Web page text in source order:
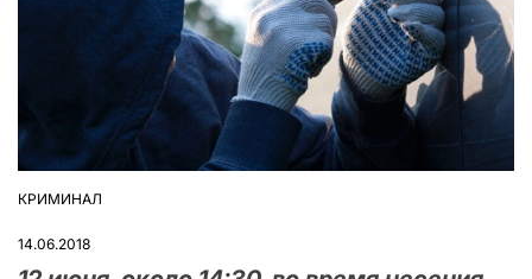
ОПУБЛІКУВАТИ
КРИМИНАЛ
14.06.2018